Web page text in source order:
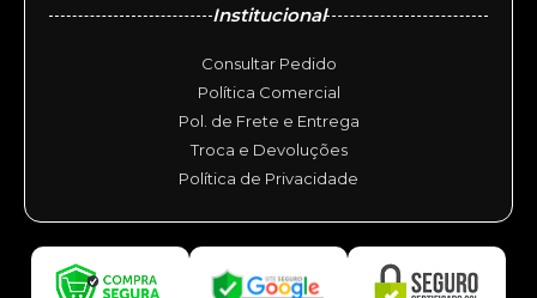
Institucional
Consultar Pedido
Política Comercial
Pol. de Frete e Entrega
Troca e Devoluções
Política de Privacidade